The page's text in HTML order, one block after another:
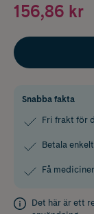
156,86 kr
Snabba fakta
Fri frakt för
Betala
Få
Det här är ett